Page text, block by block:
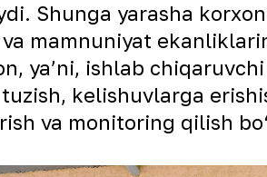
Shunga yarasha
mamnuniyat
yaʼni, ishlab
kelishuvlarga
va monitoring qilish